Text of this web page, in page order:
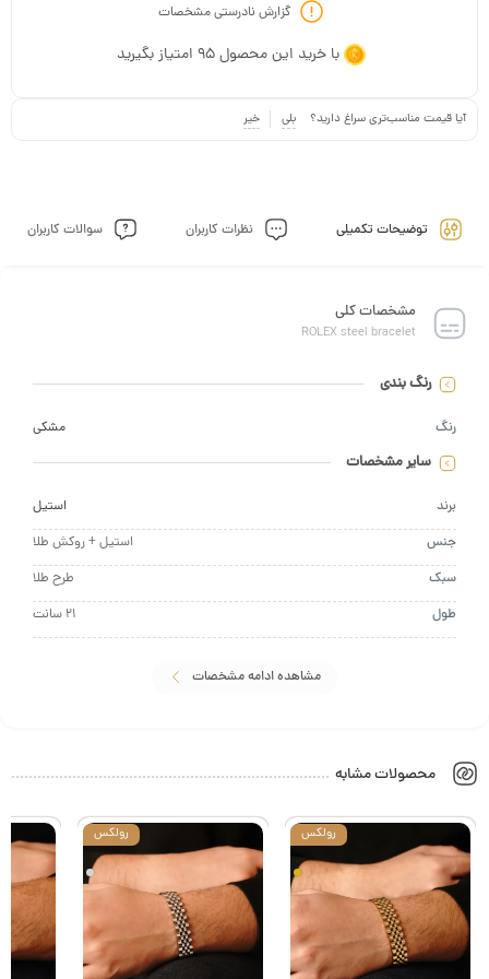
گزارش نادرستی مشخصات
با خرید این محصول95امتیاز بگیرید
مناسب‌تری سراغ دارید؟ بلی خیر
توضیحات تکمیلی نظرات کاربران سوالات کاربران
مشخصات کلی
ROLEX steel bracelet
رنگ بندی
سایر مشخصات
استیل + روکش طلا
مشاهده ادامه مشخصات
محصولات مشابه